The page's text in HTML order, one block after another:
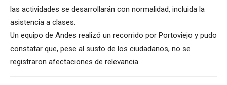
las actividades se desarrollarán con normalidad, incluida la
asistencia a clases.
Un equipo de Andes realizó un recorrido por Portoviejo y pudo
constatar que, pese al susto de los ciudadanos, no se
registraron afectaciones de relevancia.